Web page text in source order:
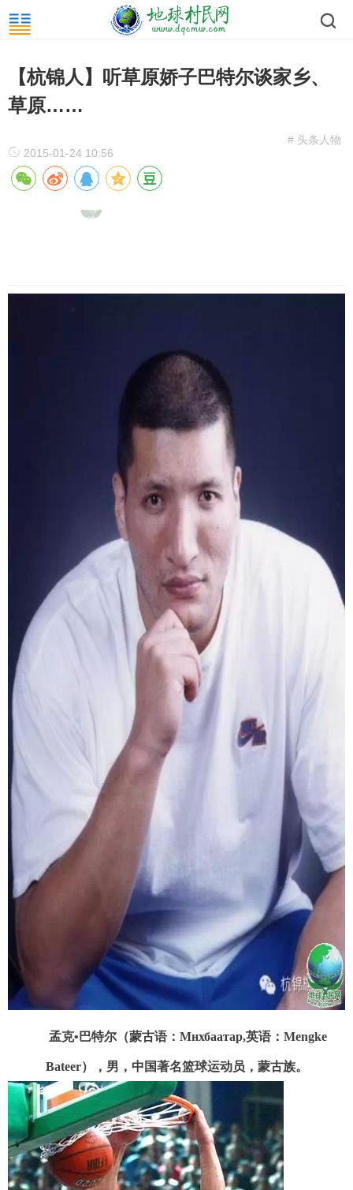
【杭锦人】听草原娇子巴特尔谈家乡、
草原……
# 头条人物
2015-01-24 10:56
孟克• 巴特尔（蒙古语：Мнхбаатар,英语：Mengke
Bateer），男，中国著名篮球运动员，蒙古族。